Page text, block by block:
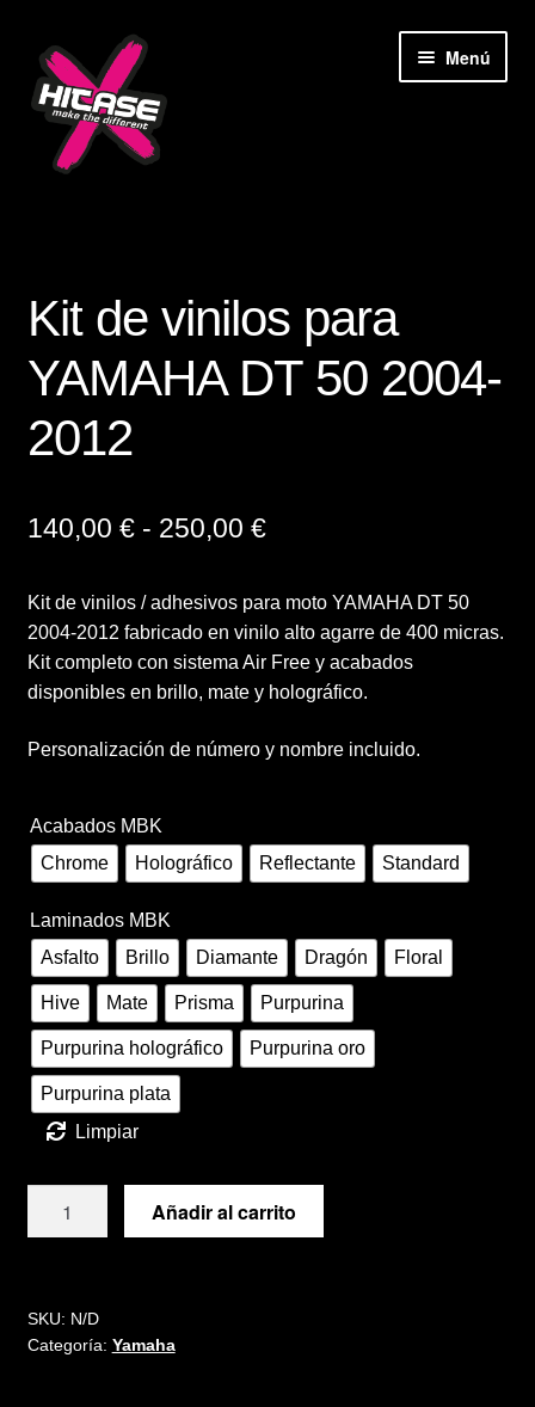
la
navegación
al
contenido
Menú
Camisetas
Carrito
Deco Hogar
Mi cuenta
Productos
Ropa
Sample Page
Términos y condiciones de venta
Kit de vinilos para
YAMAHA DT 50 2004-
2012
140,00 € - 250,00 €Rango
precios:
desde
140,00 €
hasta
Kit de vinilos / adhesivos para moto YAMAHA DT 50
2004-2012 fabricado en vinilo alto agarre de 400 micras.
Kit completo con sistema Air Free y acabados
disponibles en brillo, mate y holográfico.
Personalización de número y nombre incluido.
Acabados MBK
Chrome
Holográfico Reflectante Standard
Laminados MBK
Asfalto
Brillo Diamante Dragón Floral
Hive Mate Prisma Purpurina
Purpurina holográfico Purpurina oro
Purpurina plata
Limpiar
YAMAHA
DT
Añadir al carrito
SKU: N/D
Categoría: Yamaha